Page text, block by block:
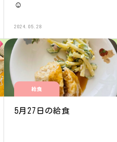
☺︎
2024.05.28
給食
5月27日の給食